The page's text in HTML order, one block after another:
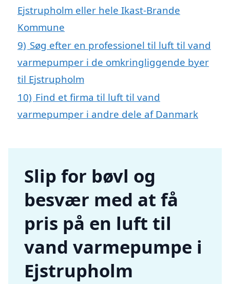
Ejstrupholm eller hele Ikast-Brande
Kommune
9) Søg efter en professionel til luft til vand
varmepumper i de omkringliggende byer
til Ejstrupholm
10) Find et firma til luft til vand
varmepumper i andre dele af Danmark
Slip for bøvl og
besvær med at få
pris på en luft til
vand varmepumpe i
Ejstrupholm